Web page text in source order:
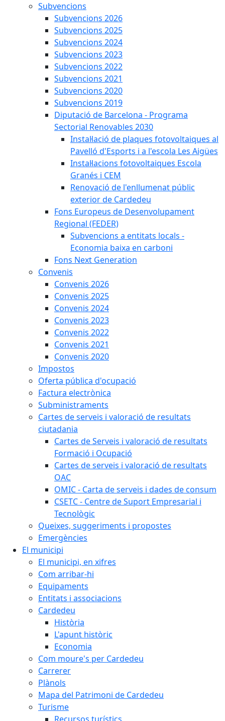
Subvencions
Subvencions 2026
Subvencions 2025
Subvencions 2024
Subvencions 2023
Subvencions 2022
Subvencions 2021
Subvencions 2020
Subvencions 2019
Diputació de Barcelona - Programa
Sectorial Renovables 2030
Instal·lació de plaques fotovoltaiques al
Pavelló d'Esports i a l'escola Les Aigües
Instal·lacions fotovoltaiques Escola
Granés i CEM
Renovació de l'enllumenat públic
exterior de Cardedeu
Fons Europeus de Desenvolupament
Regional (FEDER)
Subvencions a entitats locals -
Economia baixa en carboni
Fons Next Generation
Convenis
Convenis 2026
Convenis 2025
Convenis 2024
Convenis 2023
Convenis 2022
Convenis 2021
Convenis 2020
Impostos
Oferta pública d'ocupació
Factura electrònica
Subministraments
Cartes de serveis i valoració de resultats
ciutadania
Cartes de Serveis i valoració de resultats
Formació i Ocupació
Cartes de serveis i valoració de resultats
OAC
OMIC - Carta de serveis i dades de consum
CSETC - Centre de Suport Empresarial i
Tecnològic
Queixes, suggeriments i propostes
Emergències
El municipi
El municipi, en xifres
Com arribar-hi
Equipaments
Entitats i associacions
Cardedeu
Història
L'apunt històric
Economia
Com moure's per Cardedeu
Carrerer
Plànols
Mapa del Patrimoni de Cardedeu
Turisme